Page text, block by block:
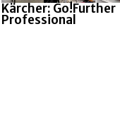
Kärcher: Go!Further
Professional